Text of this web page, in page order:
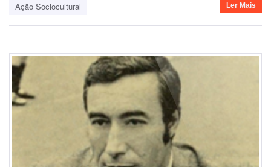
Ação Sociocultural
Ler Mais